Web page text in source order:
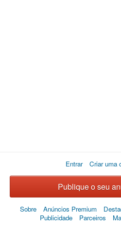
Entrar Criar uma
Publique o seu
Sobre Anúncios Premium
Publicidade
Parceiros